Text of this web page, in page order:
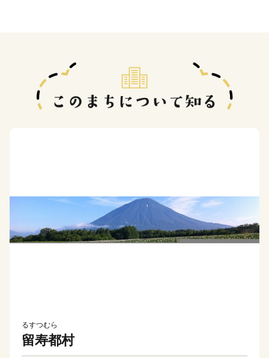
るすつむら
留寿都村